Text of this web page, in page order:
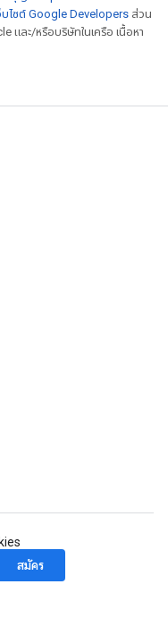
บไซต์ Google Developers ส่วน
และ/หรือบริษัทในเครือ เนื้อหา
สมัคร